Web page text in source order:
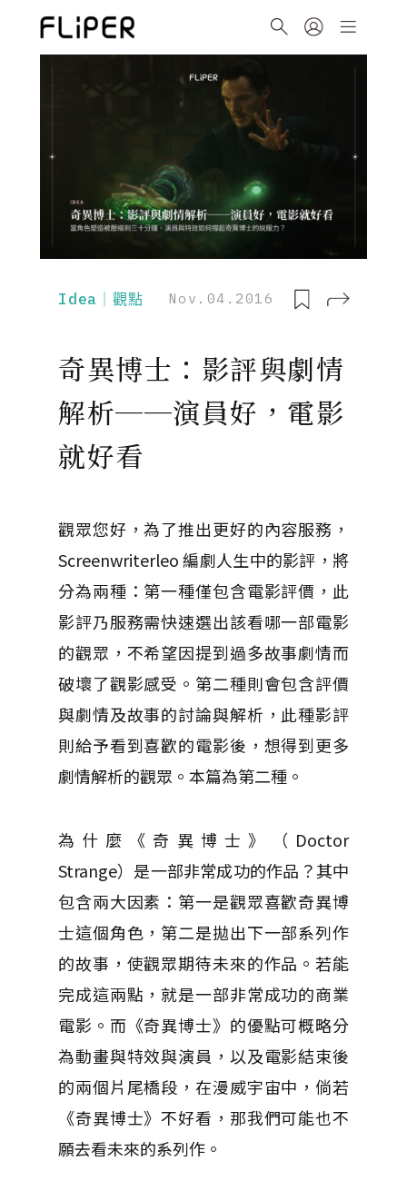
Idea｜觀點 Nov.04.2016
奇異博士：影評與劇情
解析──演員好，電影
就好看
觀眾您好，為了推出更好的內容服務，
Screenwriterleo 編劇人生中的影評，將
分為兩種：第一種僅包含電影評價，此
影評乃服務需快速選出該看哪一部電影
的觀眾，不希望因提到過多故事劇情而
破壞了觀影感受。第二種則會包含評價
與劇情及故事的討論與解析，此種影評
則給予看到喜歡的電影後，想得到更多
劇情解析的觀眾。本篇為第二種。
為什麼《奇異博士》（Doctor
Strange）是一部非常成功的作品？其中
包含兩大因素：第一是觀眾喜歡奇異博
士這個角色，第二是拋出下一部系列作
的故事，使觀眾期待未來的作品。若能
完成這兩點，就是一部非常成功的商業
電影。而《奇異博士》的優點可概略分
為動畫與特效與演員，以及電影結束後
的兩個片尾橋段，在漫威宇宙中，倘若
《奇異博士》不好看，那我們可能也不
願去看未來的系列作。